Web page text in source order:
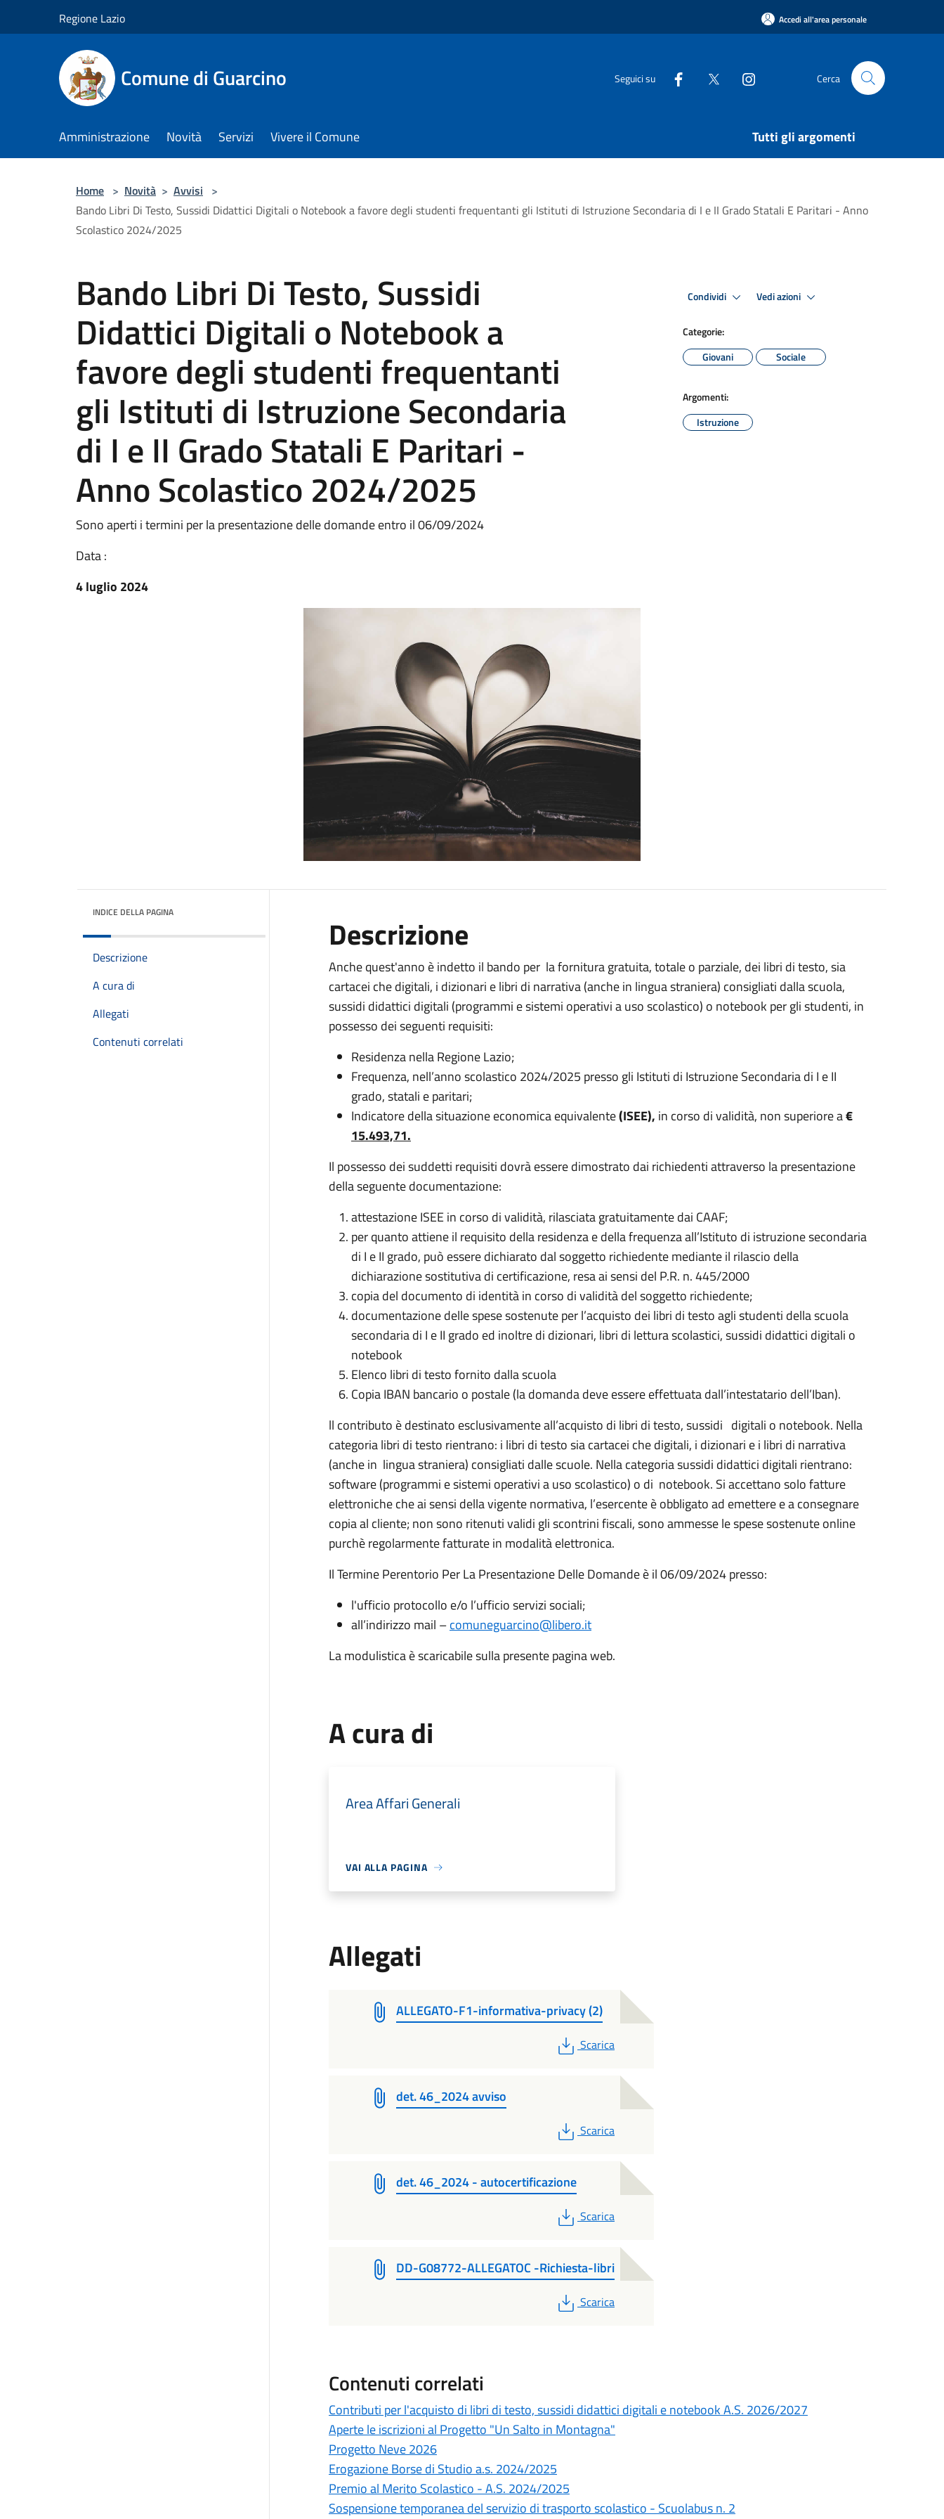
Regione Lazio Accedi all'area personale
Comune di Guarcino Seguici su Cerca
Amministrazione Novità Servizi Vivere il Comune Tutti gli argomenti
Home > Novità > Avvisi >
Bando Libri Di Testo, Sussidi Didattici Digitali o Notebook a favore degli studenti frequentanti gli Istituti di Istruzione Secondaria di I e II Grado Statali E Paritari - Anno
Scolastico 2024/2025
Bando Libri Di Testo, Sussidi
Didattici Digitali o Notebook a
favore degli studenti frequentanti
gli Istituti di Istruzione Secondaria
di I e II Grado Statali E Paritari -
Anno Scolastico 2024/2025
Sono aperti i termini per la presentazione delle domande entro il 06/09/2024
Data :
4 luglio 2024
Condividi Vedi azioni
Categorie:
Giovani
Sociale
Argomenti:
Istruzione
INDICE DELLA PAGINA
Descrizione
A cura di
Allegati
Contenuti correlati
Descrizione
Anche quest'anno è indetto il bando per la fornitura gratuita, totale o parziale, dei libri di testo, sia
cartacei che digitali, i dizionari e libri di narrativa (anche in lingua straniera) consigliati dalla scuola,
sussidi didattici digitali (programmi e sistemi operativi a uso scolastico) o notebook per gli studenti, in
possesso dei seguenti requisiti:
Residenza nella Regione Lazio;
Frequenza, nell’anno scolastico 2024/2025 presso gli Istituti di Istruzione Secondaria di I e II
grado, statali e paritari;
Indicatore della situazione economica equivalente(ISEE), in corso di validità, non superiore a€
15.493,71.
Il possesso dei suddetti requisiti dovrà essere dimostrato dai richiedenti attraverso la presentazione
della seguente documentazione:
attestazione ISEE in corso di validità, rilasciata gratuitamente dai CAAF;
per quanto attiene il requisito della residenza e della frequenza all’Istituto di istruzione secondaria
di I e II grado, può essere dichiarato dal soggetto richiedente mediante il rilascio della
dichiarazione sostitutiva di certificazione, resa ai sensi del P.R. n. 445/2000
copia del documento di identità in corso di validità del soggetto richiedente;
documentazione delle spese sostenute per l’acquisto dei libri di testo agli studenti della scuola
secondaria di I e II grado ed inoltre di dizionari, libri di lettura scolastici, sussidi didattici digitali o
notebook
Elenco libri di testo fornito dalla scuola
Copia IBAN bancario o postale (la domanda deve essere effettuata dall’intestatario dell’Iban).
ll contributo è destinato esclusivamente all’acquisto di libri di testo, sussidi digitali o notebook. Nella
categoria libri di testo rientrano: i libri di testo sia cartacei che digitali, i dizionari e i libri di narrativa
(anche in lingua straniera) consigliati dalle scuole. Nella categoria sussidi didattici digitali rientrano:
software (programmi e sistemi operativi a uso scolastico) o di notebook. Si accettano solo fatture
elettroniche che ai sensi della vigente normativa, l’esercente è obbligato ad emettere e a consegnare
copia al cliente; non sono ritenuti validi gli scontrini fiscali, sono ammesse le spese sostenute online
purchè regolarmente fatturate in modalità elettronica.
Il Termine Perentorio Per La Presentazione Delle Domande è il 06/09/2024 presso:
l'ufficio protocollo e/o l’ufficio servizi sociali;
all’indirizzo mail –comuneguarcino@libero.it
La modulistica è scaricabile sulla presente pagina web.
A cura di
Area Affari Generali
VAI ALLA PAGINA
Allegati
ALLEGATO-F1-informativa-privacy (2)
PDF
Scarica
det. 46_2024 avviso
PDF
Scarica
det. 46_2024 - autocertificazione
PDF
Scarica
DD-G08772-ALLEGATOC -Richiesta-libri
PDF
Scarica
Contenuti correlati
Contributi per l'acquisto di libri di testo, sussidi didattici digitali e notebook A.S. 2026/2027
Aperte le iscrizioni al Progetto "Un Salto in Montagna"
Progetto Neve 2026
Erogazione Borse di Studio a.s. 2024/2025
Premio al Merito Scolastico - A.S. 2024/2025
Sospensione temporanea del servizio di trasporto scolastico - Scuolabus n. 2